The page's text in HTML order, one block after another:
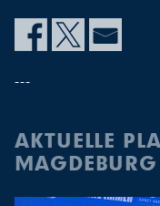
---
AKTUELLE
MAGDEBURG